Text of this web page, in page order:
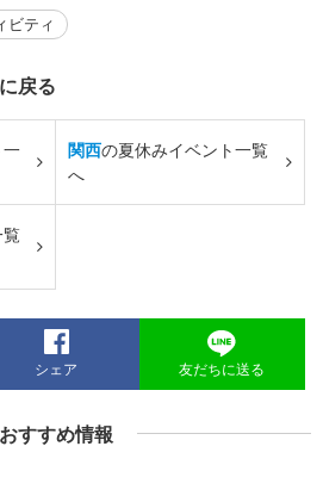
ビティ
戻る
関西の夏休みイベント一覧
へ
シェア 友だちに送る
おすすめ情報